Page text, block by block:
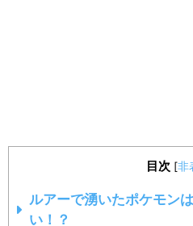
目次 [非
ルアーで湧いたポケモン
い！？